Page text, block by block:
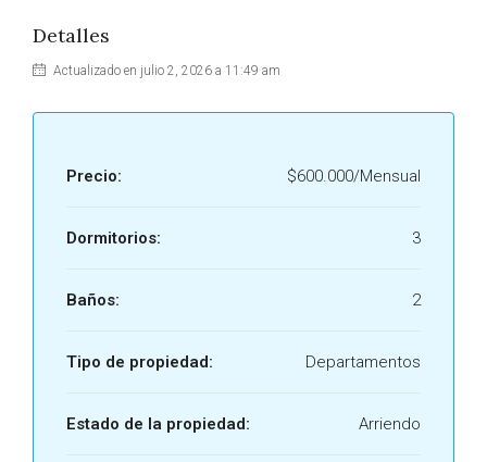
Detalles
Actualizado en julio 2, 2026 a 11:49 am
Precio: $600.000/Mensual
Dormitorios: 3
Baños: 2
Tipo de propiedad: Departamentos
Estado de la propiedad: Arriendo